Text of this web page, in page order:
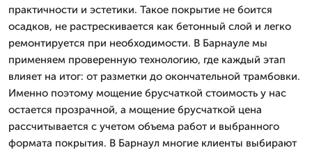
практичности и эстетики. Такое покрытие не боится
осадков, не растрескивается как бетонный слой и легко
ремонтируется при необходимости. В Барнауле мы
применяем проверенную технологию, где каждый этап
влияет на итог: от разметки до окончательной трамбовки.
Именно поэтому мощение брусчаткой стоимость у нас
остается прозрачной, а мощение брусчаткой цена
рассчитывается с учетом объема работ и выбранного
формата покрытия. В Барнаул многие клиенты выбирают